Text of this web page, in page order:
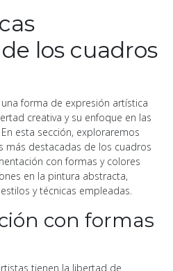
los cuadros
forma de expresión artística
creativa y su enfoque en las
esta sección, exploraremos
más destacadas de los cuadros
con formas y colores
en la pintura abstracta,
y técnicas empleadas.
con formas
tienen la libertad de